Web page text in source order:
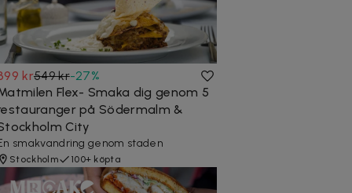
kr549 kr-27%
Flex- Smaka dig genom 5
på Södermalm &
City
smakvandring genom staden
Stockholm 100+ köpta